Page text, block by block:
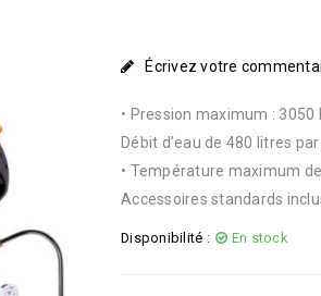
Écrivez votre
• Pression maximum : 3050
Débit d’eau de 480 litres
• Température maximum
Accessoires standards
Disponibilité : En stock